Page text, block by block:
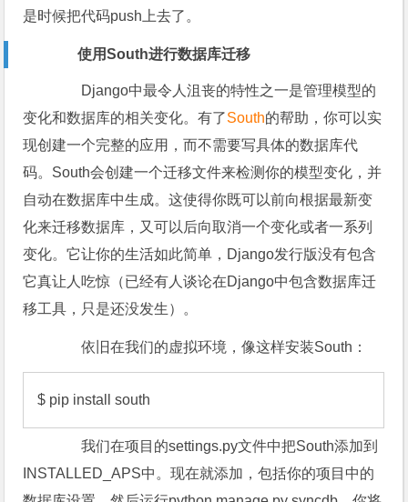
是时候把代码push上去了。
使用South进行数据库迁移
Django中最令人沮丧的特性之一是管理模型的
变化和数据库的相关变化。有了South的帮助，你可以实
现创建一个完整的应用，而不需要写具体的数据库代
码。South会创建一个迁移文件来检测你的模型变化，并
自动在数据库中生成。这使得你既可以前向根据最新变
化来迁移数据库，又可以后向取消一个变化或者一系列
变化。它让你的生活如此简单，Django发行版没有包含
它真让人吃惊（已经有人谈论在Django中包含数据库迁
移工具，只是还没发生）。
依旧在我们的虚拟环境，像这样安装South：
$ pip install south
我们在项目的settings.py文件中把South添加到
INSTALLED_APS中。现在就添加，包括你的项目中的